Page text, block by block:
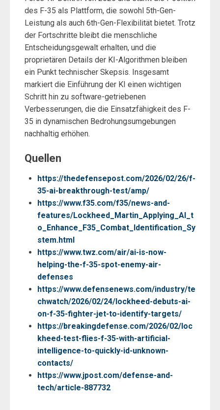
des F-35 als Plattform, die sowohl 5th-Gen-
Leistung als auch 6th-Gen-Flexibilität bietet. Trotz
der Fortschritte bleibt die menschliche
Entscheidungsgewalt erhalten, und die
proprietären Details der KI-Algorithmen bleiben
ein Punkt technischer Skepsis. Insgesamt
markiert die Einführung der KI einen wichtigen
Schritt hin zu software-getriebenen
Verbesserungen, die die Einsatzfähigkeit des F-
35 in dynamischen Bedrohungsumgebungen
nachhaltig erhöhen.
Quellen
https://thedefensepost.com/2026/02/26/f-
35-ai-breakthrough-test/amp/
https://www.f35.com/f35/news-and-
features/Lockheed_Martin_Applying_AI_t
o_Enhance_F35_Combat_Identification_Sy
stem.html
https://www.twz.com/air/ai-is-now-
helping-the-f-35-spot-enemy-air-
defenses
https://www.defensenews.com/industry/te
chwatch/2026/02/24/lockheed-debuts-ai-
on-f-35-fighter-jet-to-identify-targets/
https://breakingdefense.com/2026/02/loc
kheed-test-flies-f-35-with-artificial-
intelligence-to-quickly-id-unknown-
contacts/
https://www.jpost.com/defense-and-
tech/article-887732